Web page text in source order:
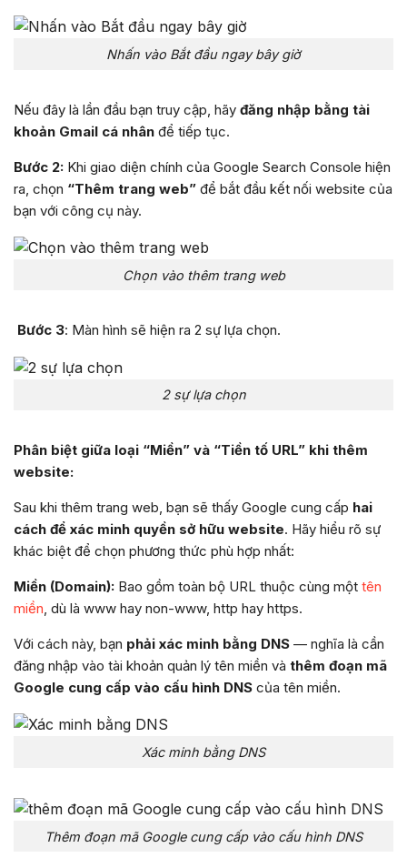
Nhấn vào Bắt đầu ngay bây giờ
Nếu đây là lần đầu bạn truy cập, hãy đăng nhập bằng tài
khoản Gmail cá nhân để tiếp tục.
Bước 2: Khi giao diện chính của Google Search Console hiện
ra, chọn “Thêm trang web” để bắt đầu kết nối website của
bạn với công cụ này.
Chọn vào thêm trang web
Bước 3: Màn hình sẽ hiện ra 2 sự lựa chọn.
2 sự lựa chọn
Phân biệt giữa loại “Miền” và “Tiền tố URL” khi thêm
website:
Sau khi thêm trang web, bạn sẽ thấy Google cung cấp hai
cách để xác minh quyền sở hữu website. Hãy hiểu rõ sự
khác biệt để chọn phương thức phù hợp nhất:
Miền (Domain): Bao gồm toàn bộ URL thuộc cùng một tên
miền, dù là www hay non-www, http hay https.
Với cách này, bạn phải xác minh bằng DNS — nghĩa là cần
đăng nhập vào tài khoản quản lý tên miền và thêm đoạn mã
Google cung cấp vào cấu hình DNS của tên miền.
Xác minh bằng DNS
Thêm đoạn mã Google cung cấp vào cấu hình DNS